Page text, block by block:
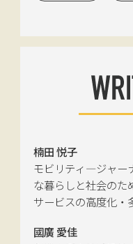
楠田 悦子
モビリティ―ジャー
な暮らしと社会のた
サービスの高度化・
新聞社モビリティビ
國廣 愛佳